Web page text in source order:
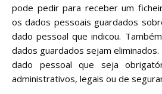
pode pedir para receber um
os dados pessoais guardados
dado pessoal que indicou.
dados guardados sejam
dado pessoal que seja
administrativos, legais ou de